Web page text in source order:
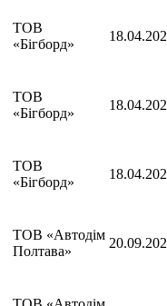
ТОВ
«Бігборд»
ТОВ
«Бігборд»
ТОВ
«Бігборд»
ТОВ «Автодім
Полтава»